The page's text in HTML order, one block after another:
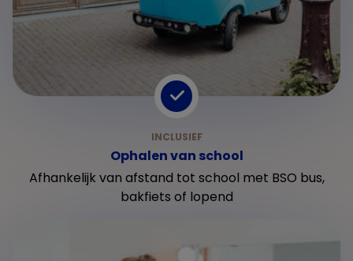
Ophalen van school
Afhankelijk van afstand tot school met BSO bus,
bakfiets of lopend